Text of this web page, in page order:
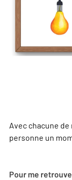
Avec chacune
personne un
Pour me